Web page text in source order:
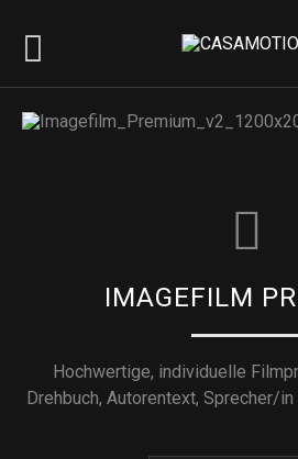
IMAGEFILM
Hochwertige, individuelle
Drehbuch, Autorentext, Sprecher/